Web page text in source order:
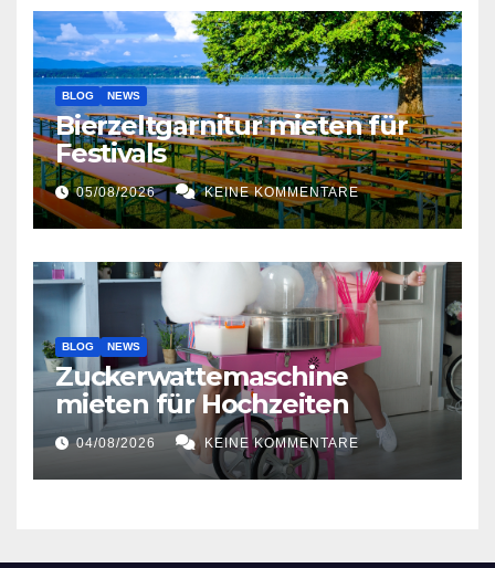
BLOG NEWS
Bierzeltgarnitur mieten für
Festivals
05/08/2026 KEINE KOMMENTARE
BLOG NEWS
Zuckerwattemaschine
mieten für Hochzeiten
04/08/2026 KEINE KOMMENTARE